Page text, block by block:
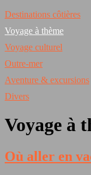
Destinations côtières
Voyage à thème
Voyage culturel
Outre-mer
Aventure & excursions
Divers
Voyage à
Où aller en